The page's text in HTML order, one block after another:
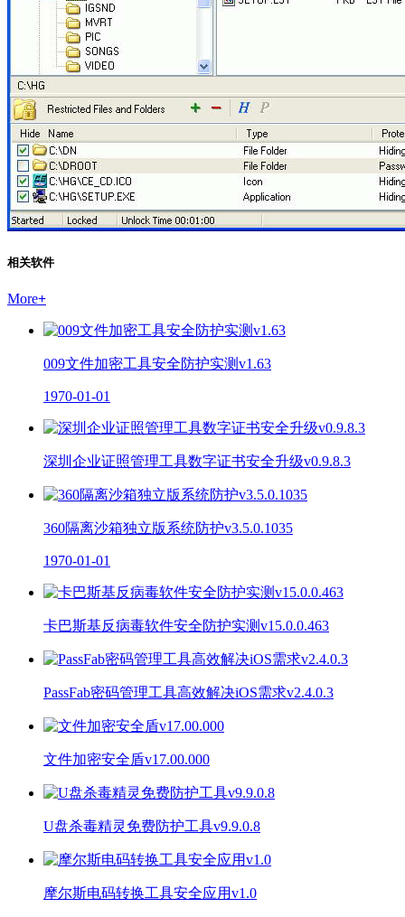
相关软件
More+
009文件加密工具安全防护实测v1.63
1970-01-01
深圳企业证照管理工具数字证书安全升级v0.9.8.3
360隔离沙箱独立版系统防护v3.5.0.1035
1970-01-01
卡巴斯基反病毒软件安全防护实测v15.0.0.463
PassFab密码管理工具高效解决iOS需求v2.4.0.3
文件加密安全盾v17.00.000
U盘杀毒精灵免费防护工具v9.9.0.8
摩尔斯电码转换工具安全应用v1.0